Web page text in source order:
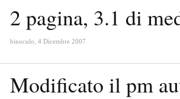
2 pagina, 3.1 di
binoculo 4 Dicembre 2007
Modificato il pm